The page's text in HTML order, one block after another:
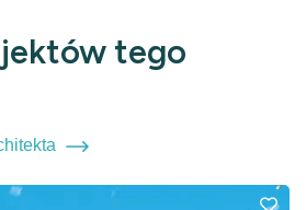
tego